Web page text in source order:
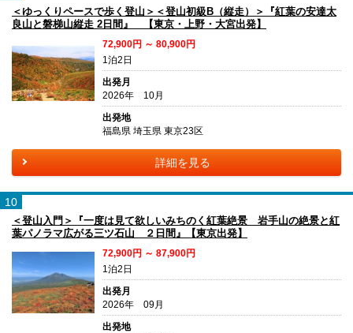
＜ゆっくりペースで歩く登山＞＜登山初級B（縦走）＞『紅葉の安達太
良山と磐梯山縦走 2日間』 【東京・上野・大宮出発】
72,900円 ～ 80,900円
1泊2日
出発月
2026年 10月
出発地
福島県 埼玉県 東京23区
詳細を見る
10
＜登山入門＞『一度は見て欲しいみちのく紅葉絶景 岩手山の絶景と紅
葉パノラマ広がる三ツ石山 ２日間』【東京出発】
72,900円 ～ 87,900円
1泊2日
出発月
2026年 09月
出発地